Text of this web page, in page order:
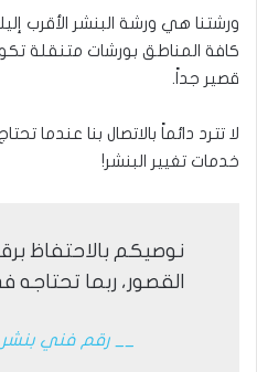
ورشتنا هي ورشة البنشر الأقرب
كافة المناطق بورشات متنقلة
قصير جداً.
لا تترد دائماً بالاتصال بنا عندما
خدمات تغيير البنشر!
نوصيكم بالاحتفاظ
القصور، ربما
__ رقم فني بنشر 24 ساعة في القصور: